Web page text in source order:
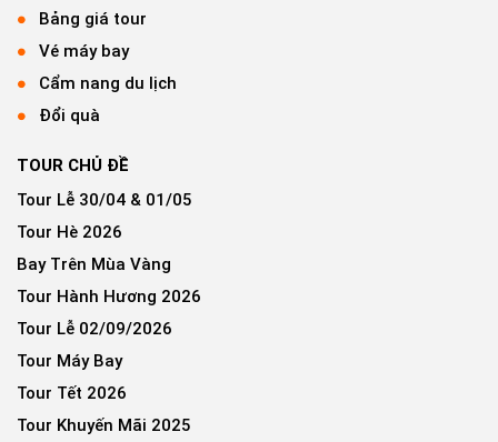
Bảng giá tour
Vé máy bay
Cẩm nang du lịch
Đổi quà
TOUR CHỦ ĐỀ
Tour Lễ 30/04 & 01/05
Tour Hè 2026
Bay Trên Mùa Vàng
Tour Hành Hương 2026
Tour Lễ 02/09/2026
Tour Máy Bay
Tour Tết 2026
Tour Khuyến Mãi 2025